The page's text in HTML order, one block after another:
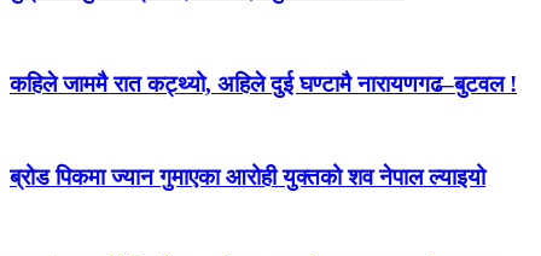
कहिले जाममै रात कट्थ्यो, अहिले दुई घण्टामै नारायणगढ–बुटवल !
ब्रोड पिकमा ज्यान गुमाएका आरोही युक्तको शव नेपाल ल्याइयो